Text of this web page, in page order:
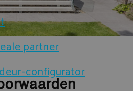
beveiliging
dorpel voor aluminium
documenten
partner
configurator